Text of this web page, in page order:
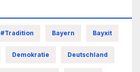
#Tradition Bayern Bayxit
Demokratie Deutschland